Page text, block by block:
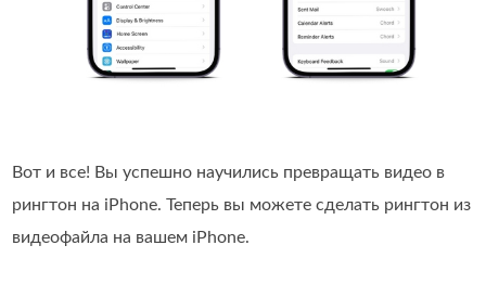
Вот и все! Вы успешно научились превращать видео в
рингтон на iPhone. Теперь вы можете сделать рингтон из
видеофайла на вашем iPhone.